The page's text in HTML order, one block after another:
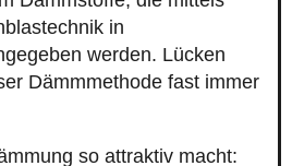
in
werden. Lücken
Dämmmethode fast immer
so attraktiv macht: